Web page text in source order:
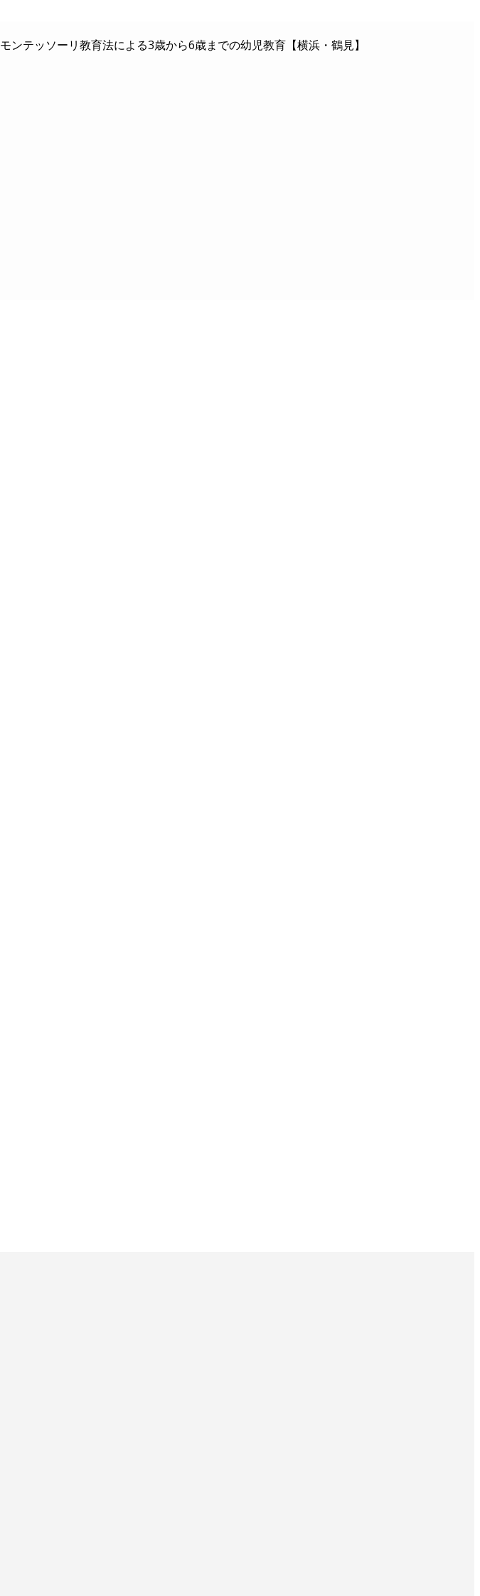
モンテッソーリ教育法による3歳から6歳までの幼児教育【横浜・鶴見】